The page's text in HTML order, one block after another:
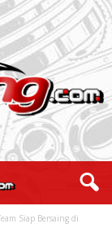
Siap Bersaing di